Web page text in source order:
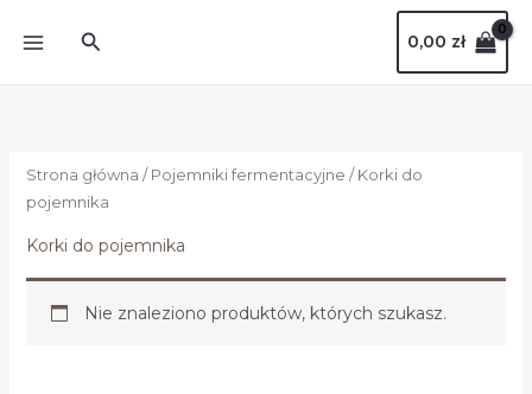
Szukaj 0,00 zł
Strona główna / Pojemniki fermentacyjne / Korki do
pojemnika
Korki do pojemnika
Nie znaleziono produktów, których szukasz.